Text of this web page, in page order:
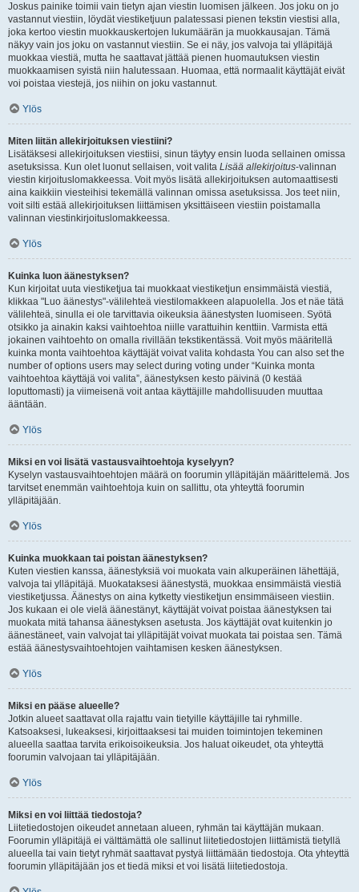
Joskus painike toimii vain tietyn ajan viestin luomisen jälkeen. Jos joku on jo
vastannut viestiin, löydät viestiketjuun palatessasi pienen tekstin viestisi alla,
joka kertoo viestin muokkauskertojen lukumäärän ja muokkausajan. Tämä
näkyy vain jos joku on vastannut viestiin. Se ei näy, jos valvoja tai ylläpitäjä
muokkaa viestiä, mutta he saattavat jättää pienen huomautuksen viestin
muokkaamisen syistä niin halutessaan. Huomaa, että normaalit käyttäjät eivät
voi poistaa viestejä, jos niihin on joku vastannut.
Ylös
Miten liitän allekirjoituksen viestiini?
Lisätäksesi allekirjoituksen viestiisi, sinun täytyy ensin luoda sellainen omissa
asetuksissa. Kun olet luonut sellaisen, voit valita Lisää allekirjoitus-valinnan
viestin kirjoituslomakkeessa. Voit myös lisätä allekirjoituksen automaattisesti
aina kaikkiin viesteihisi tekemällä valinnan omissa asetuksissa. Jos teet niin,
voit silti estää allekirjoituksen liittämisen yksittäiseen viestiin poistamalla
valinnan viestinkirjoituslomakkeessa.
Ylös
Kuinka luon äänestyksen?
Kun kirjoitat uuta viestiketjua tai muokkaat viestiketjun ensimmäistä viestiä,
klikkaa "Luo äänestys"-välilehteä viestilomakkeen alapuolella. Jos et näe tätä
välilehteä, sinulla ei ole tarvittavia oikeuksia äänestysten luomiseen. Syötä
otsikko ja ainakin kaksi vaihtoehtoa niille varattuihin kenttiin. Varmista että
jokainen vaihtoehto on omalla rivillään tekstikentässä. Voit myös määritellä
kuinka monta vaihtoehtoa käyttäjät voivat valita kohdasta You can also set the
number of options users may select during voting under “Kuinka monta
vaihtoehtoa käyttäjä voi valita”, äänestyksen kesto päivinä (0 kestää
loputtomasti) ja viimeisenä voit antaa käyttäjille mahdollisuuden muuttaa
ääntään.
Ylös
Miksi en voi lisätä vastausvaihtoehtoja kyselyyn?
Kyselyn vastausvaihtoehtojen määrä on foorumin ylläpitäjän määrittelemä. Jos
tarvitset enemmän vaihtoehtoja kuin on sallittu, ota yhteyttä foorumin
ylläpitäjään.
Ylös
Kuinka muokkaan tai poistan äänestyksen?
Kuten viestien kanssa, äänestyksiä voi muokata vain alkuperäinen lähettäjä,
valvoja tai ylläpitäjä. Muokataksesi äänestystä, muokkaa ensimmäistä viestiä
viestiketjussa. Äänestys on aina kytketty viestiketjun ensimmäiseen viestiin.
Jos kukaan ei ole vielä äänestänyt, käyttäjät voivat poistaa äänestyksen tai
muokata mitä tahansa äänestyksen asetusta. Jos käyttäjät ovat kuitenkin jo
äänestäneet, vain valvojat tai ylläpitäjät voivat muokata tai poistaa sen. Tämä
estää äänestysvaihtoehtojen vaihtamisen kesken äänestyksen.
Ylös
Miksi en pääse alueelle?
Jotkin alueet saattavat olla rajattu vain tietyille käyttäjille tai ryhmille.
Katsoaksesi, lukeaksesi, kirjoittaaksesi tai muiden toimintojen tekeminen
alueella saattaa tarvita erikoisoikeuksia. Jos haluat oikeudet, ota yhteyttä
foorumin valvojaan tai ylläpitäjään.
Ylös
Miksi en voi liittää tiedostoja?
Liitetiedostojen oikeudet annetaan alueen, ryhmän tai käyttäjän mukaan.
Foorumin ylläpitäjä ei välttämättä ole sallinut liitetiedostojen liittämistä tietyllä
alueella tai vain tietyt ryhmät saattavat pystyä liittämään tiedostoja. Ota yhteyttä
foorumin ylläpitäjään jos et tiedä miksi et voi lisätä liitetiedostoja.